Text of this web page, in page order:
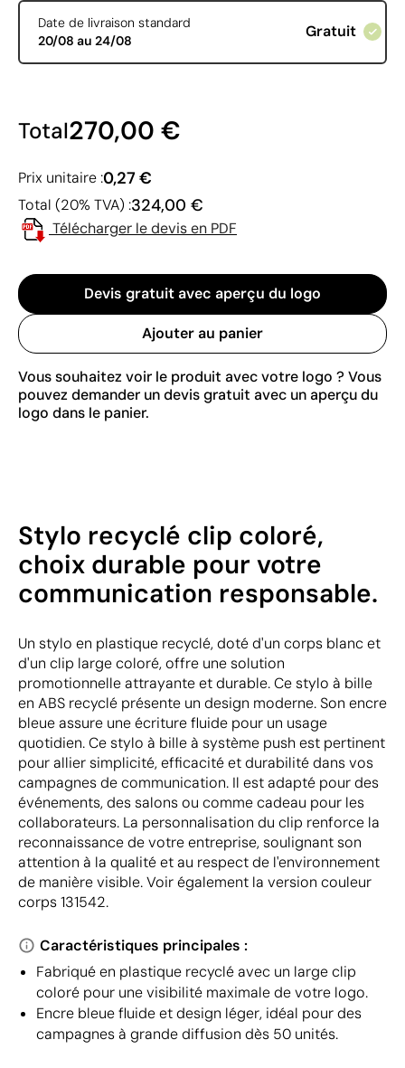
Date de livraison standard
20/08 au 24/08
Gratuit
Total270,00 €
Prix unitaire :0,27 €
Total (20% TVA) :324,00 €
Télécharger le devis en PDF
Devis gratuit avec aperçu du logo
Ajouter au panier
Vous souhaitez voir le produit avec votre logo ? Vous
pouvez demander un devis gratuit avec un aperçu du
logo dans le panier.
Stylo recyclé clip coloré,
choix durable pour votre
communication responsable.
Un stylo en plastique recyclé, doté d'un corps blanc et
d'un clip large coloré, offre une solution
promotionnelle attrayante et durable. Ce stylo à bille
en ABS recyclé présente un design moderne. Son encre
bleue assure une écriture fluide pour un usage
quotidien. Ce stylo à bille à système push est pertinent
pour allier simplicité, efficacité et durabilité dans vos
campagnes de communication. Il est adapté pour des
événements, des salons ou comme cadeau pour les
collaborateurs. La personnalisation du clip renforce la
reconnaissance de votre entreprise, soulignant son
attention à la qualité et au respect de l'environnement
de manière visible. Voir également la version couleur
corps 131542.
Caractéristiques principales :
Fabriqué en plastique recyclé avec un large clip
coloré pour une visibilité maximale de votre logo.
Encre bleue fluide et design léger, idéal pour des
campagnes à grande diffusion dès 50 unités.